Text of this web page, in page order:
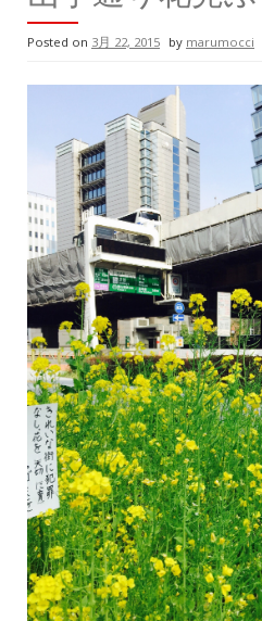
Posted on 3月 22, 2015 bymarumocci